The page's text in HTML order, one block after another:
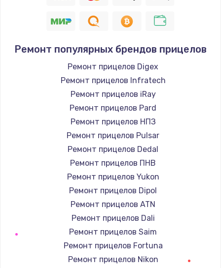
1400 руб.
Заказать
Замена / ремонт электронного модуля
управления
600 руб.
Замена конфорки
1100 руб.
Заказать
Замена платы сенсора
900 руб.
Заказать
Замена регулятора режимов конфорки
Ремонт популярных брендов прицелов
Ремонт прицелов Digex
Ремонт прицелов Infratech
Ремонт прицелов iRay
Ремонт прицелов Pard
Ремонт прицелов НПЗ
Ремонт прицелов Pulsar
Ремонт прицелов Dedal
Ремонт прицелов ПНВ
Ремонт прицелов Yukon
Ремонт прицелов Dipol
Ремонт прицелов ATN
Ремонт прицелов Dali
Ремонт прицелов Saim
Ремонт прицелов Fortuna
Ремонт прицелов Nikon